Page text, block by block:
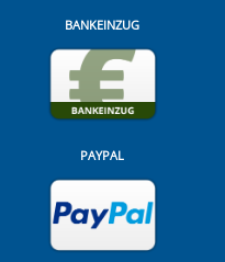
BANKEINZUG
PAYPAL